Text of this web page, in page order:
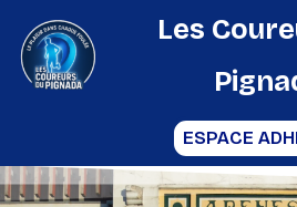
contenu
Les
ESPACE